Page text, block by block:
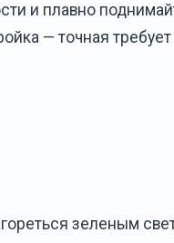
и плавно
— точная
зеленым